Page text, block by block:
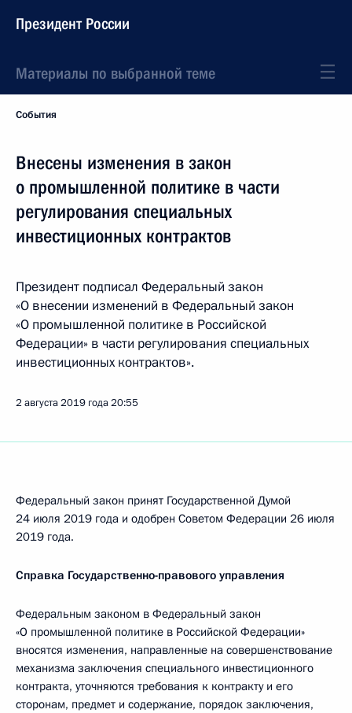
Президент России
Материалы по выбранной теме
События
Внесены изменения в закон
о промышленной политике в части
регулирования специальных
инвестиционных контрактов
Президент подписал Федеральный закон
«О внесении изменений в Федеральный закон
«О промышленной политике в Российской
Федерации» в части регулирования специальных
инвестиционных контрактов».
2 августа 2019 года20:55
Федеральный закон принят Государственной Думой
24 июля 2019 года и одобрен Советом Федерации 26 июля
2019 года.
Справка Государственно-правового управления
Федеральным законом в Федеральный закон
«О промышленной политике в Российской Федерации»
вносятся изменения, направленные на совершенствование
механизма заключения специального инвестиционного
контракта, уточняются требования к контракту и его
сторонам, предмет и содержание, порядок заключения,